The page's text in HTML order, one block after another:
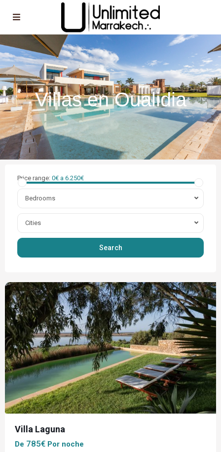
Villas en Oualidia
Price range: 0€ a 6.250€
Bedrooms
Cities
Search
Villa Laguna
De 785€ Por noche